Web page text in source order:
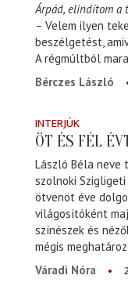
Árpád, elindítom a
– Velem ilyen
beszélgetést,
A régmúltból
Bérczes László
INTERJÚK
ÖT ÉS FÉL
László Béla neve
szolnoki
ötvenöt éve
világosítóként
színészek és
mégis
Váradi Nóra